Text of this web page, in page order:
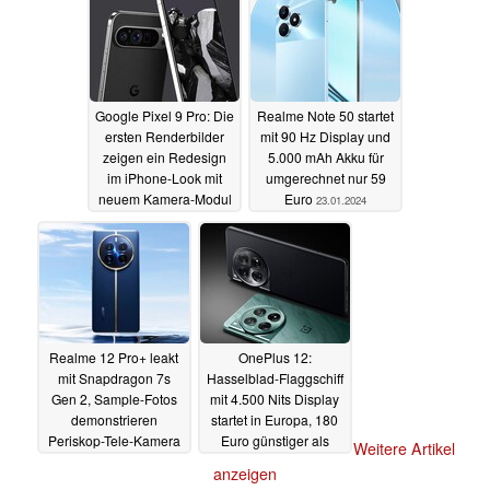
Google Pixel 9 Pro: Die
ersten Renderbilder
zeigen ein Redesign
im iPhone-Look mit
neuem Kamera-Modul
23.01.2024
Realme Note 50 startet
mit 90 Hz Display und
5.000 mAh Akku für
umgerechnet nur 59
Euro 23.01.2024
Realme 12 Pro+ leakt
mit Snapdragon 7s
Gen 2, Sample-Fotos
demonstrieren
Periskop-Tele-Kamera
OnePlus 12:
Hasselblad-Flaggschiff
mit 4.500 Nits Display
startet in Europa, 180
Euro günstiger als
Weitere Artikel
anzeigen